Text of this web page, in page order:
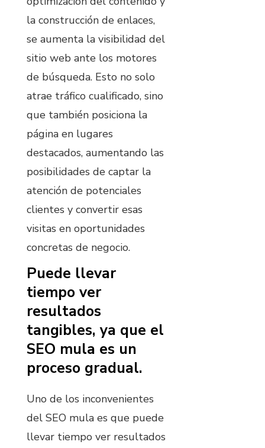
la construcción de enlaces,
se aumenta la visibilidad del
sitio web ante los motores
de búsqueda. Esto no solo
atrae tráfico cualificado, sino
que también posiciona la
página en lugares
destacados, aumentando las
posibilidades de captar la
atención de potenciales
clientes y convertir esas
visitas en oportunidades
concretas de negocio.
Puede llevar
tiempo ver
resultados
tangibles, ya que el
SEO mula es un
proceso gradual.
Uno de los inconvenientes
del SEO mula es que puede
llevar tiempo ver resultados